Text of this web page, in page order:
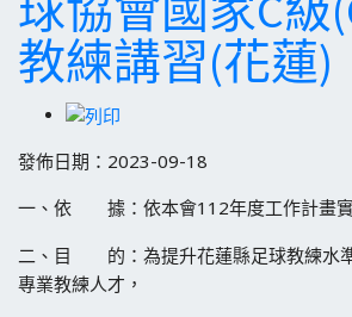
教練講習(花蓮)
發佈日期：2023-09-18
一、依 據：依本會112年度工作計畫實
二、目 的：為提升花蓮縣足球教練水
專業教練人才，